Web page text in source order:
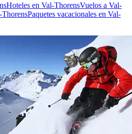
Hoteles en Val-ThorensVuelos a Val-
Paquetes vacacionales en Val-